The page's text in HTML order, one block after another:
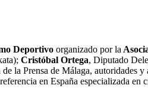
Deportivo organizado por la
Cristóbal Ortega, Diputado
la Prensa de Málaga, autoridades
en España especializada